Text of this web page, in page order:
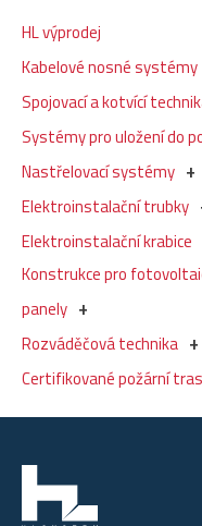
HL výprodej
Kabelové nosné systémy
Spojovací a kotvící
Systémy pro uložení do
Nastřelovací systémy
Elektroinstalační trubky
Elektroinstalační krabice
Konstrukce pro
panely
Rozváděčová technika
Certifikované požární